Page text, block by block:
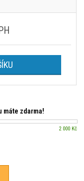
máte zdarma!
2 000 Kč